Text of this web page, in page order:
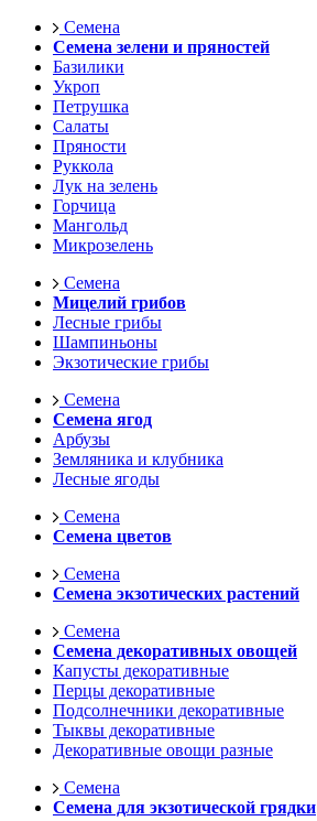
Семена
Семена зелени и пряностей
Базилики
Укроп
Петрушка
Салаты
Пряности
Руккола
Лук на зелень
Горчица
Мангольд
Микрозелень
Семена
Мицелий грибов
Лесные грибы
Шампиньоны
Экзотические грибы
Семена
Семена ягод
Арбузы
Земляника и клубника
Лесные ягоды
Семена
Семена цветов
Семена
Семена экзотических растений
Семена
Семена декоративных овощей
Капусты декоративные
Перцы декоративные
Подсолнечники декоративные
Тыквы декоративные
Декоративные овощи разные
Семена
Семена для экзотической грядки